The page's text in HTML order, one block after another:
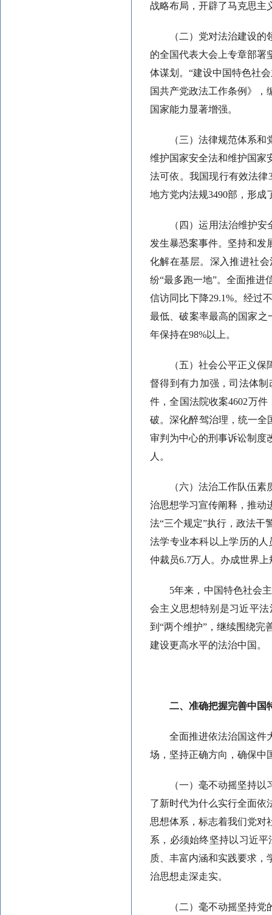
战略布局，开辟了马克思主
（二）党对法治建设
的全国代表大会上专章部署
体谋划。“建设中国特色社
国共产党政法工作条例》，
国家能力显著增强。
（三）法律规范体系
维护国家安全法和维护国家
法可依。我国现行有效法律
地方党内法规3490部，形
（四）运用法治维护
发生暴恐案事件。坚持和发
化解在基层。深入推进社
纷“最多跑一地”。全面推进
信访同比下降29.1%。经过
最低、破案率最高的国家之
年保持在98%以上。
（五）社会公平正义
督得到有力加强，司法体制
件，全国法院收案4602万
破。深化醉驾治理，统一全
审判为中心的刑事诉讼制度
人。
（六）法治工作队伍
治思想学习宣传阐释，推动
法“三个规定”执行，政法干
法学专业本科以上学历的人
仲裁员6.7万人。办成世界
5年来，中国特色社会
会主义思想特别是习近平
到“两个维护”，继续围绕完
建设更高水平的法治中国。
二、准确把握完善中国
全面推进依法治国这件
场，坚持正确方向，确保中
（一）毫不动摇坚持
了新时代为什么实行全面依
思想体系，标志着我们党对
系，必须始终坚持以习近
质、丰富内涵和实践要求，
治思想走深走实。
（二）毫不动摇坚持